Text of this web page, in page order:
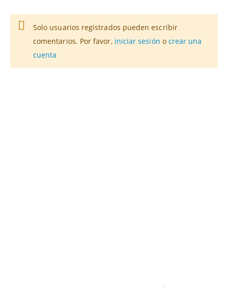
Solo usuarios registrados pueden escribir
comentarios. Por favor, iniciar sesión o crear una
cuenta